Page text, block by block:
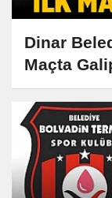
Dinar
Maçta